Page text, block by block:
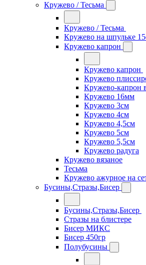
Кружево / Тесьма
Кружево / Тесьма
Кружево на шпульке
Кружево капрон
Кружево капрон
Кружево
Кружево-капрон
Кружево 16мм
Кружево 3см
Кружево 4см
Кружево 4,5см
Кружево 5см
Кружево 5,5см
Кружево радуга
Кружево вязаное
Тесьма
Кружево ажурное на
Бусины,Стразы,Бисер
Бусины,Стразы,Бисер
Стразы на блистере
Бисер МИКС
Бисер 450гр
Полубусины